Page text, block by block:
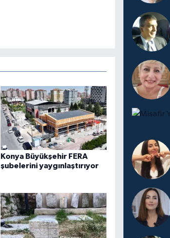
Konya Büyükşehir FERA
şubelerini yaygınlaştırıyor